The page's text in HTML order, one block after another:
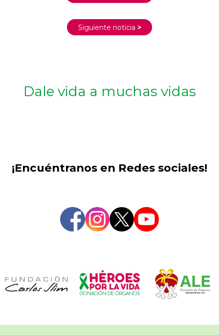
Siguiente noticia >
Dale vida a muchas vidas
¡Encuéntranos en Redes sociales!